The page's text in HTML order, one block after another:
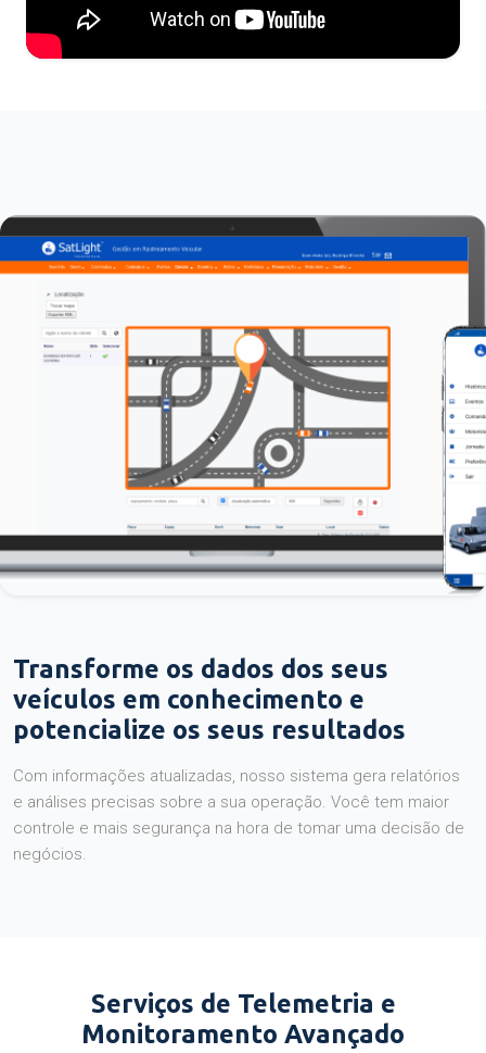
Transforme os dados dos seus
veículos em conhecimento e
potencialize os seus resultados
Com informações atualizadas, nosso sistema gera relatórios
e análises precisas sobre a sua operação. Você tem maior
controle e mais segurança na hora de tomar uma decisão de
negócios.
Serviços de Telemetria e
Monitoramento Avançado